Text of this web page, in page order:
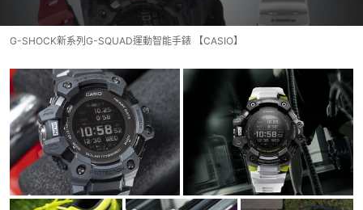
G-SHOCK新系列G-SQUAD運動智能手錶 【CASIO】